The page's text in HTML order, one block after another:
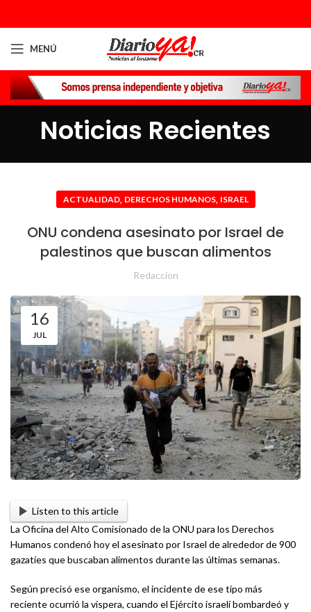
MENÚ
Noticias Recientes
ACTUALIDAD, DERECHOS HUMANOS, ISRAEL
ONU condena asesinato por Israel de
palestinos que buscan alimentos
Redaccion
16
JUL
Listen to this article
La Oficina del Alto Comisionado de la ONU para los Derechos
Humanos condenó hoy el asesinato por Israel de alrededor de 900
gazatíes que buscaban alimentos durante las últimas semanas.
Según precisó ese organismo, el incidente de ese tipo más
reciente ocurrió la víspera, cuando el Ejército israelí bombardeó y